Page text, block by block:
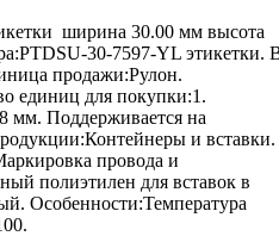
ширина 30.00 мм высота
30-7597-YL этикетки.
продажи:Рулон.
единиц для покупки:1.
Поддерживается на
и вставки.
провода и
полиэтилен для вставок в
Особенности:Температура